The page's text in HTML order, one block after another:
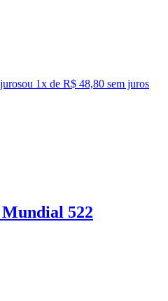
ou 1x de R$ 48,80 sem juros
522